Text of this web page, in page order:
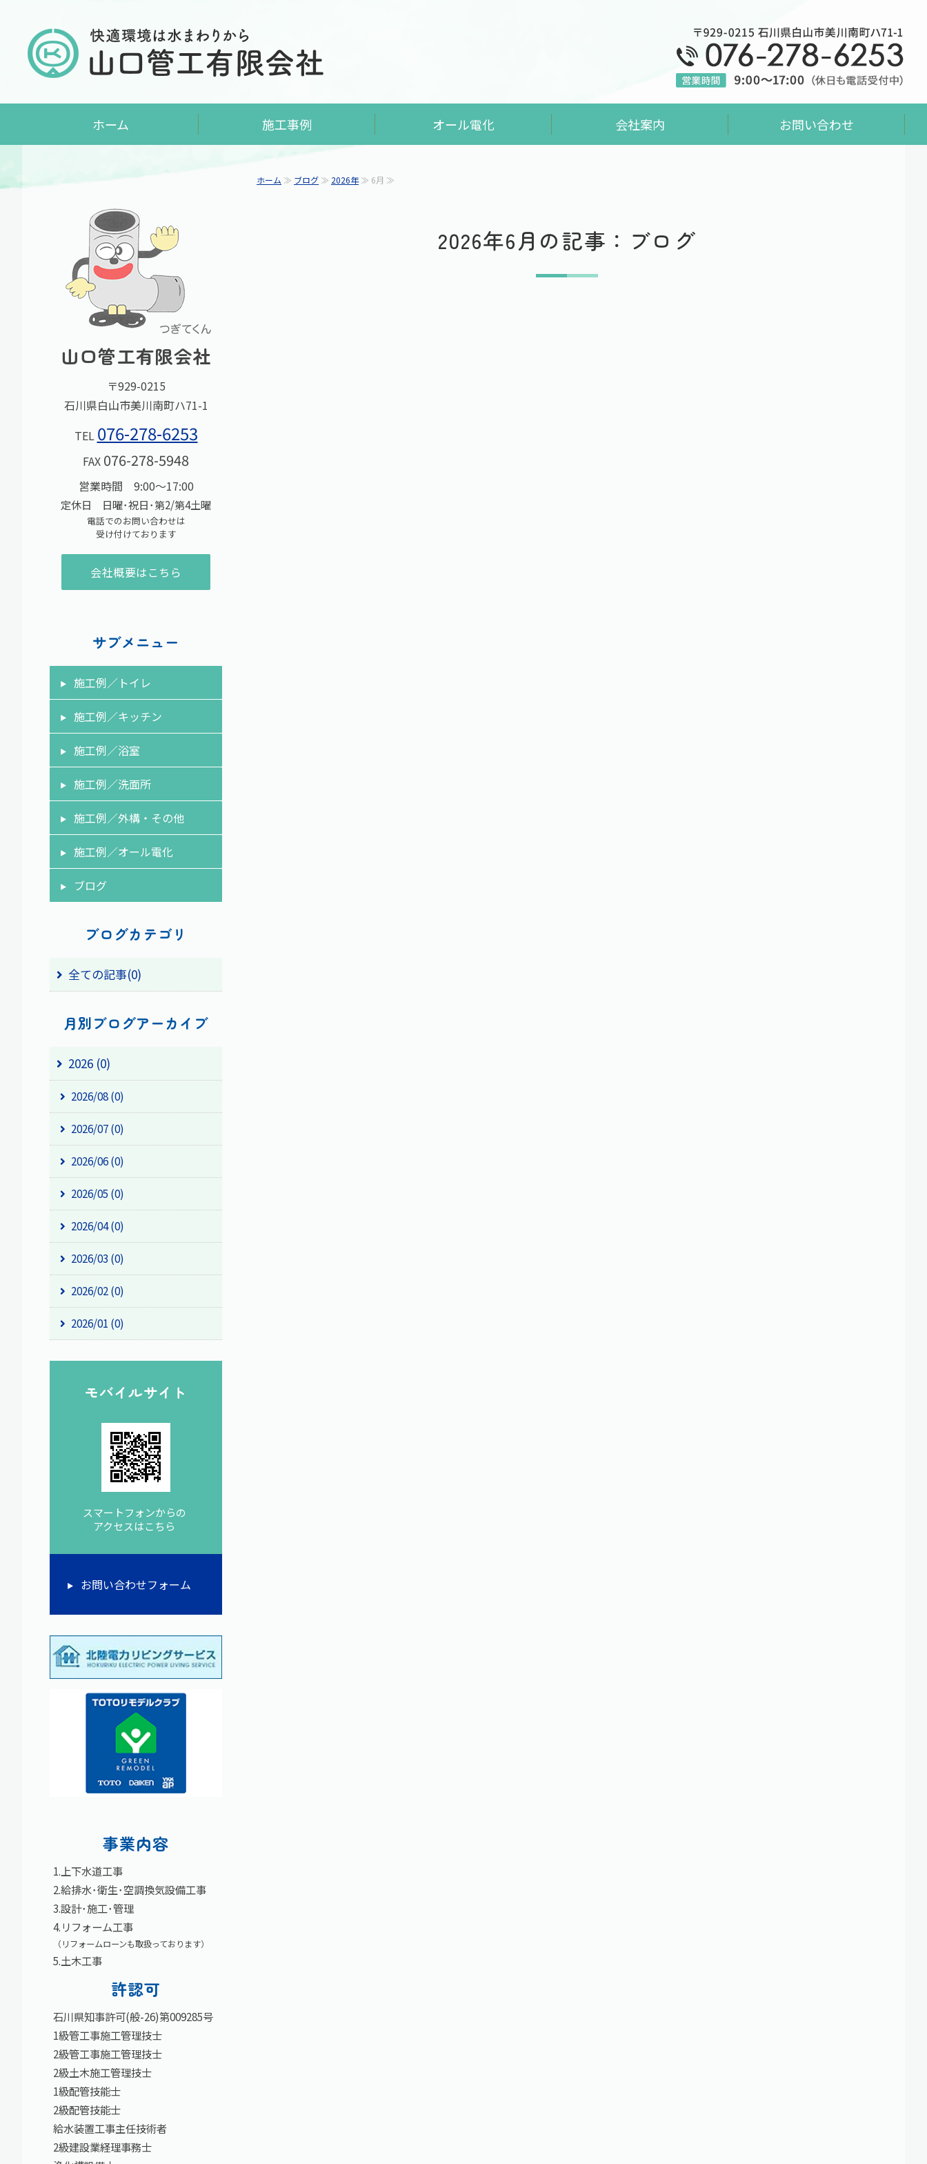
水回りのリフォームや水道工事なら｜石川県白山市美川の山口
ホーム 施工事例 オール電化 会社案内 お問い合わせ
ホーム ≫ ブログ ≫ 2026年≫ 6月 ≫
2026年6月の記事：ブログ
山口管工有限会社
〒929-0215
石川県白山市美川南町ハ71-1
TEL 076-278-6253
FAX 076-278-5948
営業時間 9:00～17:00
定休日 日曜･祝日･第2/第4土曜
電話でのお問い合わせは
受け付けております
会社概要はこちら
サブメニュー
施工例／トイレ
施工例／キッチン
施工例／浴室
施工例／洗面所
施工例／外構・その他
施工例／オール電化
ブログ
ブログカテゴリ
全ての記事(0)
月別ブログアーカイブ
2026 (0)
2026/08 (0)
2026/07 (0)
2026/06 (0)
2026/05 (0)
2026/04 (0)
2026/03 (0)
2026/02 (0)
2026/01 (0)
モバイルサイト
スマートフォンからの
アクセスはこちら
お問い合わせフォーム
事業内容
1.上下水道工事
2.給排水･衛生･空調換気設備工事
3.設計･施工･管理
4.リフォーム工事
（リフォームローンも取扱っております）
5.土木工事
許認可
石川県知事許可(般-26)第009285号
1級管工事施工管理技士
2級管工事施工管理技士
2級土木施工管理技士
1級配管技能士
2級配管技能士
給水装置工事主任技術者
2級建設業経理事務士